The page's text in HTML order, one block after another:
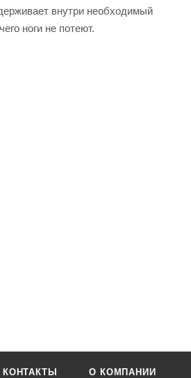
внутри необходимый
ноги не потеют.
КОНТАКТЫ О КОМПАНИИ